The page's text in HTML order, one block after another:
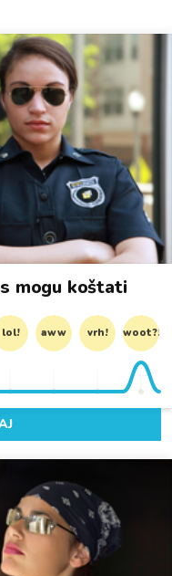
mogu koštati
lol! aww vrh! woot?!